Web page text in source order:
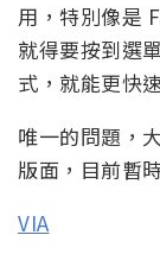
用，特別像是
就得要按到選
式，就能更快
唯一的問題，
版面，目前暫
VIA